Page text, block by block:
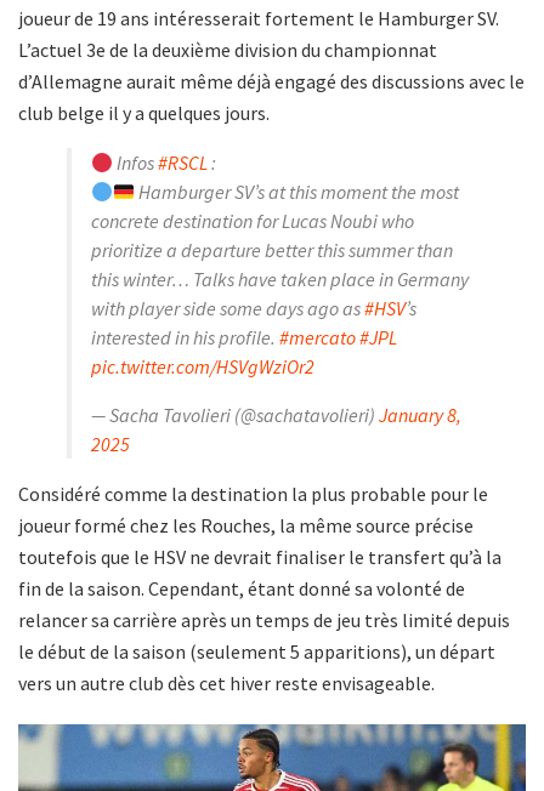
joueur de 19 ans intéresserait fortement le Hamburger SV.
L’actuel 3e de la deuxième division du championnat
d’Allemagne aurait même déjà engagé des discussions avec le
club belge il y a quelques jours.
Infos#RSCL :
Hamburger SV’s at this moment the most
concrete destination for Lucas Noubi who
prioritize a departure better this summer than
this winter… Talks have taken place in Germany
with player side some days ago as#HSV’s
interested in his profile. #mercato#JPL
pic.twitter.com/HSVgWziOr2
— Sacha Tavolieri (@sachatavolieri) January 8,
2025
Considéré comme la destination la plus probable pour le
joueur formé chez les Rouches, la même source précise
toutefois que le HSV ne devrait finaliser le transfert qu’à la
fin de la saison. Cependant, étant donné sa volonté de
relancer sa carrière après un temps de jeu très limité depuis
le début de la saison (seulement 5 apparitions), un départ
vers un autre club dès cet hiver reste envisageable.